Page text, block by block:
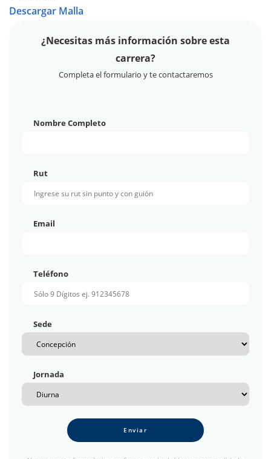
Descargar Malla
¿Necesitas más información sobre esta
carrera?
Completa el formulario y te contactaremos
Nombre Completo
Rut
Email
Teléfono
Sede
Jornada
Enviar